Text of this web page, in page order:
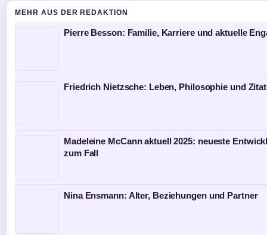
MEHR AUS DER REDAKTION
Pierre Besson: Familie, Karriere und aktuelle
Friedrich Nietzsche: Leben, Philosophie und
Madeleine McCann aktuell 2025: neueste
zum Fall
Nina Ensmann: Alter, Beziehungen und Partner